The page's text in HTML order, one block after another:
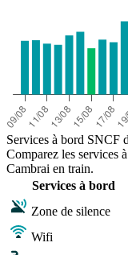
Services à bord SNCF
Comparez les services
Cambrai en train.
Services à bord
Zone de silence
Wifi